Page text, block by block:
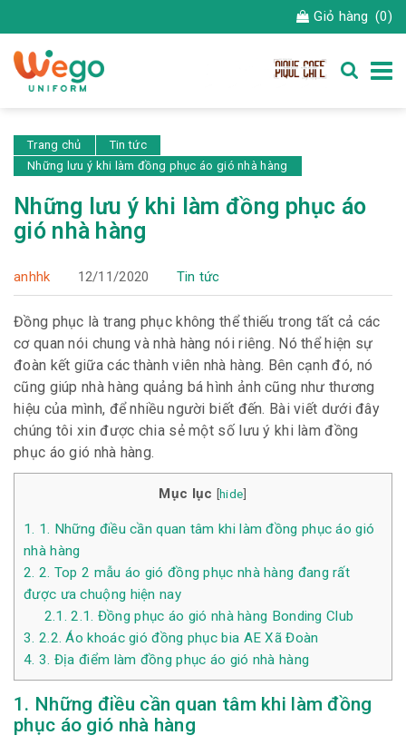
Giỏ hàng (0)
Trang chủ
Tin tức
Những lưu ý khi làm đồng phục áo gió nhà hàng
Những lưu ý khi làm đồng phục áo
gió nhà hàng
anhhk 12/11/2020 Tin tức
Đồng phục là trang phục không thể thiếu trong tất cả các
cơ quan nói chung và nhà hàng nói riêng. Nó thể hiện sự
đoàn kết giữa các thành viên nhà hàng. Bên cạnh đó, nó
cũng giúp nhà hàng quảng bá hình ảnh cũng như thương
hiệu của mình, để nhiều người biết đến. Bài viết dưới đây
chúng tôi xin được chia sẻ một số lưu ý khi làm đồng
phục áo gió nhà hàng.
Mục lục [hide]
1. 1. Những điều cần quan tâm khi làm đồng phục áo gió
nhà hàng
2. 2. Top 2 mẫu áo gió đồng phục nhà hàng đang rất
được ưa chuộng hiện nay
2.1. 2.1. Đồng phục áo gió nhà hàng Bonding Club
3. 2.2. Áo khoác gió đồng phục bia AE Xã Đoàn
4. 3. Địa điểm làm đồng phục áo gió nhà hàng
1. Những điều cần quan tâm khi làm đồng
phục áo gió nhà hàng